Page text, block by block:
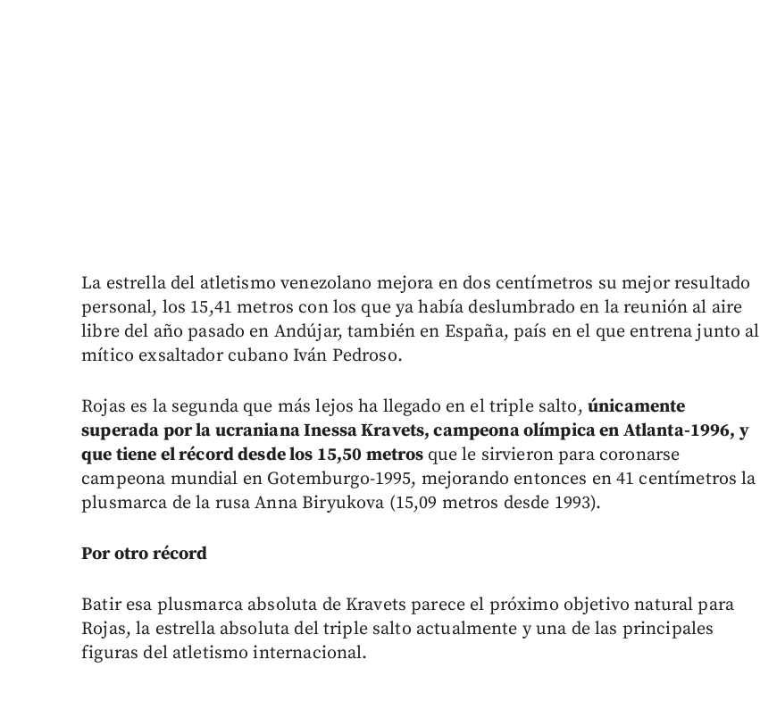
La estrella del atletismo venezolano mejora en dos centímetros su mejor resultado
personal, los 15,41 metros con los que ya había deslumbrado en la reunión al aire
libre del año pasado en Andújar, también en España, país en el que entrena junto al
mítico exsaltador cubano Iván Pedroso.
Rojas es la segunda que más lejos ha llegado en el triple salto, únicamente
superada por la ucraniana Inessa Kravets, campeona olímpica en Atlanta-1996, y
que tiene el récord desde los 15,50 metros que le sirvieron para coronarse
campeona mundial en Gotemburgo-1995, mejorando entonces en 41 centímetros la
plusmarca de la rusa Anna Biryukova (15,09 metros desde 1993).
Por otro récord
Batir esa plusmarca absoluta de Kravets parece el próximo objetivo natural para
Rojas, la estrella absoluta del triple salto actualmente y una de las principales
figuras del atletismo internacional.